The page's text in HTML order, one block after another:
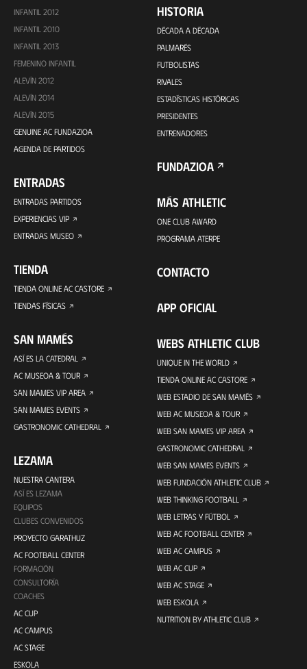
INFANTIL 2012
INFANTIL 2010
INFANTIL 2013
FEMENINO INFANTIL
ALEVÍN 2012
ALEVÍN 2014
ALEVÍN 2015
GENUINE AC FUNDAZIOA
AGENDA DE PARTIDOS
ENTRADAS
ENTRADAS PARTIDOS
EXPERIENCIAS VIP
ENTRADAS MUSEO
TIENDA
TIENDA ONLINE AC CASTORE
TIENDAS FÍSICAS
SAN MAMÉS
ASÍ ES LA CATEDRAL
AC MUSEOA & TOUR
SAN MAMES VIP AREA
SAN MAMES EVENTS
GASTRONOMIC CATHEDRAL
LEZAMA
NUESTRA CANTERA
ASÍ ES LEZAMA
EQUIPOS
CLUBES CONVENIDOS
PROYECTO GARATHUZ
AC FOOTBALL CENTER
FORMACIÓN
CONSULTORÍA
COACHES
AC CUP
AC CAMPUS
AC STAGE
ESKOLA
HISTORIA
DÉCADA A DÉCADA
PALMARÉS
FUTBOLISTAS
RIVALES
ESTADÍSTICAS HISTÓRICAS
PRESIDENTES
ENTRENADORES
FUNDAZIOA
MÁS ATHLETIC
ONE CLUB AWARD
PROGRAMA ATERPE
CONTACTO
APP OFICIAL
WEBS ATHLETIC CLUB
UNIQUE IN THE WORLD
TIENDA ONLINE AC CASTORE
WEB ESTADIO DE SAN MAMÉS
WEB AC MUSEOA & TOUR
WEB SAN MAMES VIP AREA
GASTRONOMIC CATHEDRAL
WEB SAN MAMES EVENTS
WEB FUNDACIÓN ATHLETIC CLUB
WEB THINKING FOOTBALL
WEB LETRAS Y FÚTBOL
WEB AC FOOTBALL CENTER
WEB AC CAMPUS
WEB AC CUP
WEB AC STAGE
WEB ESKOLA
NUTRITION BY ATHLETIC CLUB